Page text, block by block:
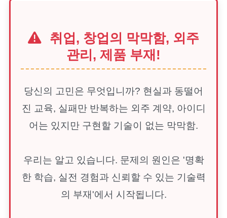
취업, 창업의 막막함, 외주
관리, 제품 부재!
당신의 고민은 무엇입니까? 현실과 동떨어
진 교육, 실패만 반복하는 외주 계약, 아이디
어는 있지만 구현할 기술이 없는 막막함.
우리는 알고 있습니다. 문제의 원인은 '명확
한 학습, 실전 경험과 신뢰할 수 있는 기술력
의 부재'에서 시작됩니다.